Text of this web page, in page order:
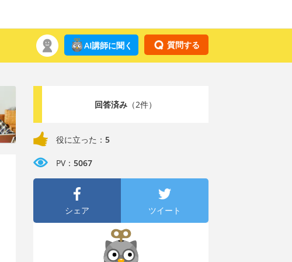
質問する
AI講師に聞く
回答済み（2件）
役に立った： 5
PV： 5067
シェア ツイート